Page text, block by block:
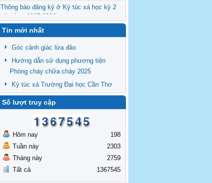
Thông báo đăng ký ở Ký túc xá học kỳ 2
năm học 2025-2026
Đăng ký ở Ký túc xá học kỳ 1 năm học
2025-2026
Thông báo chuỗi hoạt động tuyên truyền
trong tháng 6 năm 2025
Tin mới nhất
Góc cảnh giác lừa đảo
Hướng dẫn sử dụng phương tiện
Phòng cháy chữa cháy 2025
Ký túc xá Trường Đại học Cần Thơ
Số lượt truy cập
Hôm nay
Tuần này
Tháng này
Tất cả
198
2303
2759
1367545